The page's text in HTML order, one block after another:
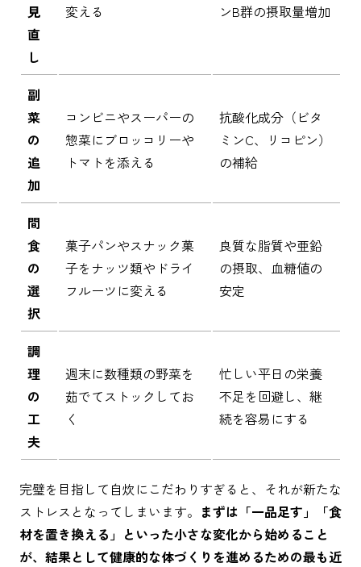
見
直
し
変える
ンB群の摂取量増加
副
菜
の
追
加
コンビニやスーパーの
惣菜にブロッコリーや
トマトを添える
抗酸化成分（ビタ
ミンC、リコピン）
の補給
間
食
の
選
択
菓子パンやスナック菓
子をナッツ類やドライ
フルーツに変える
良質な脂質や亜鉛
の摂取、血糖値の
安定
調
理
の
工
夫
週末に数種類の野菜を
茹でてストックしてお
く
忙しい平日の栄養
不足を回避し、継
続を容易にする
完璧を目指して自炊にこだわりすぎると、それが新たな
ストレスとなってしまいます。 まずは「一品足す」「食
材を置き換える」といった小さな変化から始めること
が、結果として健康的な体づくりを進めるための最も近